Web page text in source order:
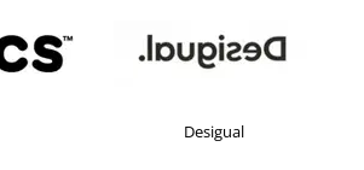
Desigual